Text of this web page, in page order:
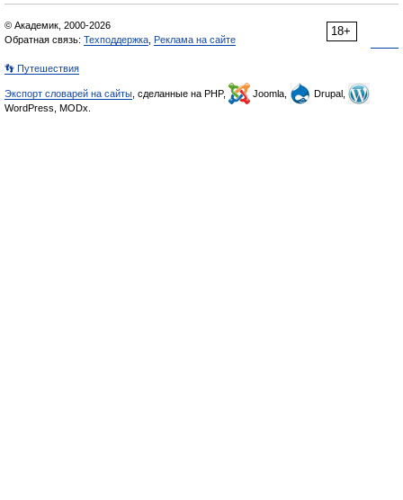
18+
© Академик, 2000-2026
Обратная связь: Техподдержка Реклама на сайте
👣 Путешествия
Экспорт словарей на сайты , сделанные на PHP, Joomla,
Drupal,
WordPress, MODx.